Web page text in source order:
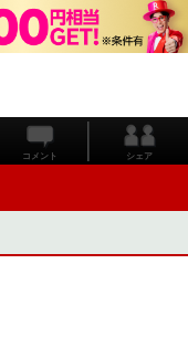
コメント シェア